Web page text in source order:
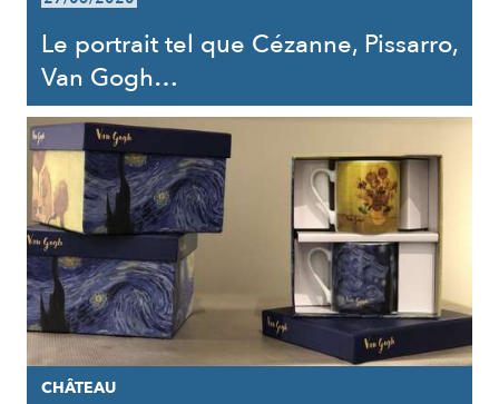
Le portrait tel que Cézanne, Pissarro,
Van Gogh…
CHÂTEAU